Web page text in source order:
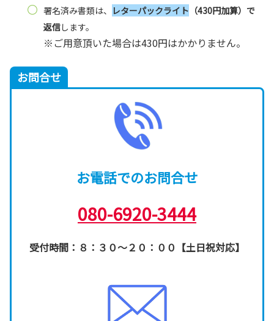
署名済み書類は、 レターパックライト （430円加算）で
返信します。
※ご用意頂いた場合は430円はかかりません。
お問合せ
お電話でのお問合せ
080-6920-3444
受付時間：８：３０～２０：００【土日祝対応】